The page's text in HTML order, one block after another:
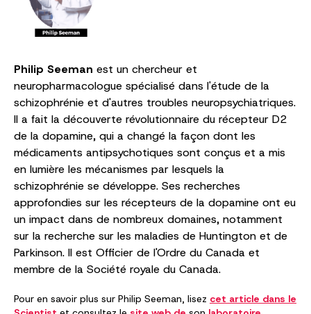
Philip Seeman est un chercheur et
neuropharmacologue spécialisé dans l'étude de la
schizophrénie et d'autres troubles neuropsychiatriques.
Il a fait la découverte révolutionnaire du récepteur D2
de la dopamine, qui a changé la façon dont les
médicaments antipsychotiques sont conçus et a mis
en lumière les mécanismes par lesquels la
schizophrénie se développe. Ses recherches
approfondies sur les récepteurs de la dopamine ont eu
un impact dans de nombreux domaines, notamment
sur la recherche sur les maladies de Huntington et de
Parkinson. Il est Officier de l'Ordre du Canada et
membre de la Société royale du Canada.
Pour en savoir plus sur Philip Seeman, lisez cet article dans le